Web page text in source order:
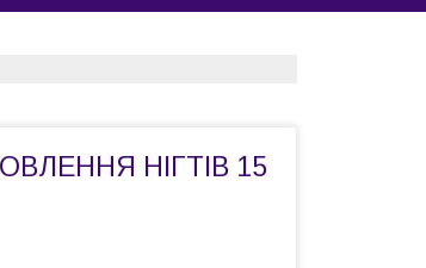
НІГТІВ 15